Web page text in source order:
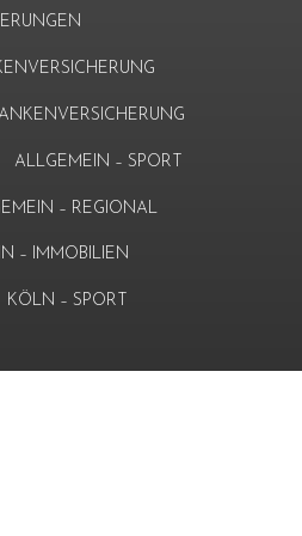
ALLGEMEIN – SPORT
– REGIONAL
– IMMOBILIEN
KÖLN – SPORT